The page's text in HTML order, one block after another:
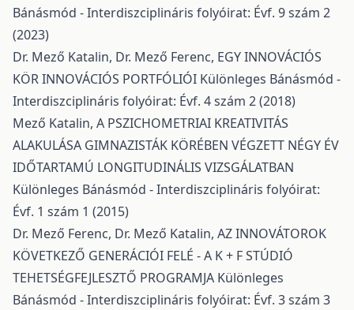
Bánásmód - Interdiszciplináris folyóirat: Évf. 9 szám 2
(2023)
Dr. Mező Katalin, Dr. Mező Ferenc, EGY INNOVÁCIÓS
KÖR INNOVÁCIÓS PORTFÓLIÓI Különleges Bánásmód -
Interdiszciplináris folyóirat: Évf. 4 szám 2 (2018)
Mező Katalin, A PSZICHOMETRIAI KREATIVITÁS
ALAKULÁSA GIMNAZISTÁK KÖRÉBEN VÉGZETT NÉGY ÉV
IDŐTARTAMÚ LONGITUDINÁLIS VIZSGÁLATBAN
Különleges Bánásmód - Interdiszciplináris folyóirat:
Évf. 1 szám 1 (2015)
Dr. Mező Ferenc, Dr. Mező Katalin, AZ INNOVÁTOROK
KÖVETKEZŐ GENERÁCIÓI FELÉ - A K + F STÚDIÓ
TEHETSÉGFEJLESZTŐ PROGRAMJA Különleges
Bánásmód - Interdiszciplináris folyóirat: Évf. 3 szám 3